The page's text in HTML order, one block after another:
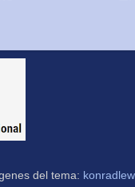
del tema: konradlew